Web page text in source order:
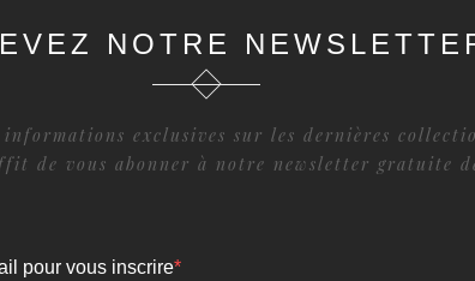
NOTRE
exclusives sur les dernières
de vous abonner à notre newsletter gratuite